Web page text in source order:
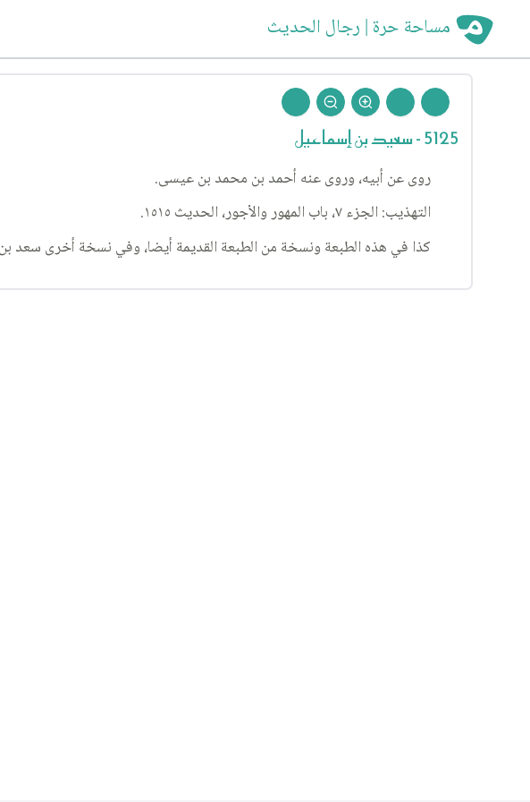
مساحة حرة | رجال الحديث
5125 - سعيد بن إسماعيل
روى عن أبيه، وروى عنه أحمد بن محمد بن عيسى.
التهذيب: الجزء ٧، باب المهور والأجور، الحديث ١٥١٥.
كذا في هذه الطبعة ونسخة من الطبعة القديمة أيضا، وفي نسخة أخرى سعد